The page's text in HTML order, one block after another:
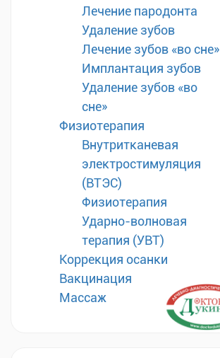
Лечение пародонта
Удаление зубов
Лечение зубов «во сне»
Имплантация зубов
Удаление зубов «во
сне»
Физиотерапия
Внутритканевая
электростимуляция
(ВТЭС)
Физиотерапия
Ударно-волновая
терапия (УВТ)
Коррекция осанки
Вакцинация
Массаж